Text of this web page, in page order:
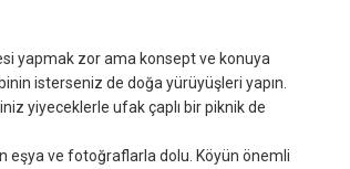
yapmak zor ama konsept ve konuya
isterseniz de doğa yürüyüşleri yapın.
yiyeceklerle ufak çaplı bir piknik de
eşya ve fotoğraflarla dolu. Köyün önemli